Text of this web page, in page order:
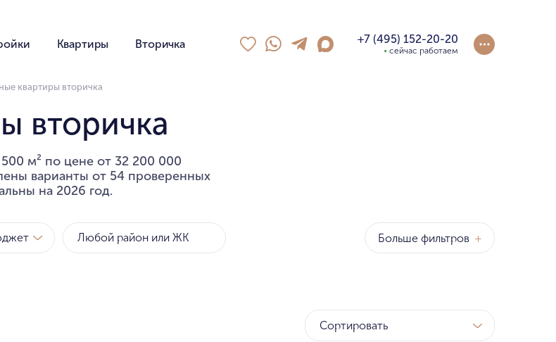
Квартиры Вторичка +7 (495) 152-20-20
сейчас работаем
квартиры вторичка
вторичка
м² по цене от 32 200 000
варианты от 54 проверенных
на 2026 год.
Больше фильтров +
Сортировать